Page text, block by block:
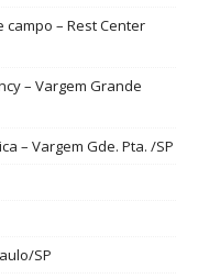
– Rest Center
– Vargem Grande
– Vargem Gde. Pta. /SP
SP